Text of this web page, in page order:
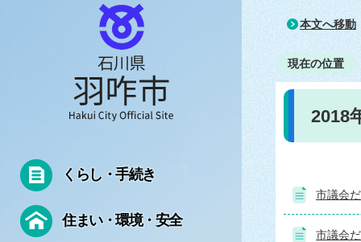
本文へ移動
くらし・手続き
住まい・環境・安全
現在の位置
2018
市議会
市議会